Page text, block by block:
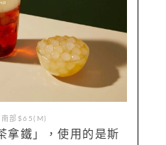
部$65(M)
拿鐵」，使用的是斯